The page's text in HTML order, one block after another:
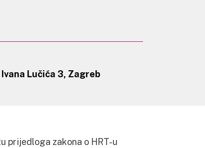
Lučića 3, Zagreb
prijedloga zakona o HRT-u